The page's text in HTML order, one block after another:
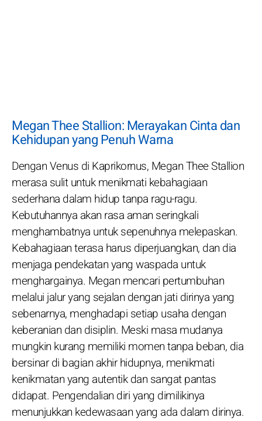
Megan Thee Stallion: Merayakan Cinta dan
Kehidupan yang Penuh Warna
Dengan Venus di Kaprikornus, Megan Thee Stallion
merasa sulit untuk menikmati kebahagiaan
sederhana dalam hidup tanpa ragu-ragu.
Kebutuhannya akan rasa aman seringkali
menghambatnya untuk sepenuhnya melepaskan.
Kebahagiaan terasa harus diperjuangkan, dan dia
menjaga pendekatan yang waspada untuk
menghargainya. Megan mencari pertumbuhan
melalui jalur yang sejalan dengan jati dirinya yang
sebenarnya, menghadapi setiap usaha dengan
keberanian dan disiplin. Meski masa mudanya
mungkin kurang memiliki momen tanpa beban, dia
bersinar di bagian akhir hidupnya, menikmati
kenikmatan yang autentik dan sangat pantas
didapat. Pengendalian diri yang dimilikinya
menunjukkan kedewasaan yang ada dalam dirinya.